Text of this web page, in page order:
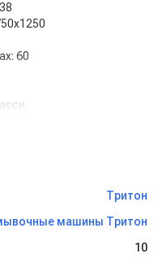
60
Тритон
машины Тритон
10